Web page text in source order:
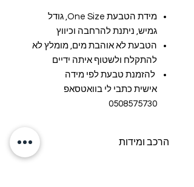
מידת הטבעת One Size, גודל
גמיש, ניתנת להרחבה וכיווץ
הטבעת לא אוהבת מים, מומלץ לא
להתקלח ולשטוף איתה ידיים
להזמנת טבעת לפי מידה
אישית כתבי לי בוואטסאפ
0508575730
הרכב ומידות